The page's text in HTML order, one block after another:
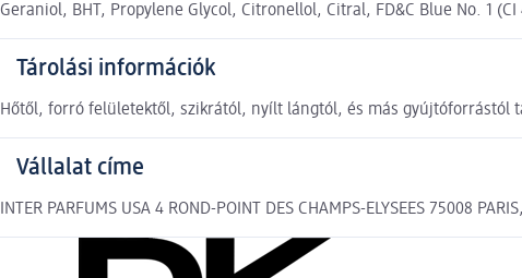
Geraniol, BHT, Propylene Glycol, Citronellol, Citral, FD&C Blue No. 1 (CI
Tárolási információk
Hőtől, forró felületektől, szikrától, nyílt lángtól, és más gyújtóforrástól
Vállalat címe
INTER PARFUMS USA 4 ROND-POINT DES CHAMPS-ELYSEES 75008